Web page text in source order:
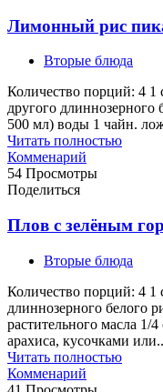
Лимонный рис
Вторые блюда
Количество порций: 4 1
другого длиннозерного
500 мл) воды 1 чайн.
Читать полностью
Комменарий
54 Просмотры
Поделиться
Плов с зелёным
Вторые блюда
Количество порций: 4 1
длиннозерного белого
растительного масла
арахиса, кусочками
Читать полностью
Комменарий